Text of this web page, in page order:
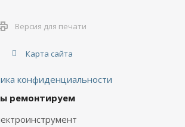
Версия для печати
Карта сайта
конфиденциальности
ремонтируем